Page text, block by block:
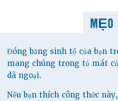
MẸO
Đóng băng sinh tố của bạn
mang chúng trong tủ mát
dã ngoại.
Nếu bạn thích công thức